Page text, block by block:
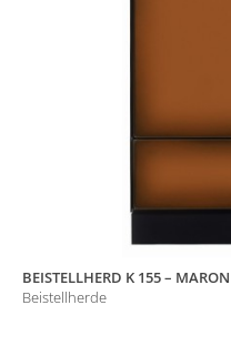
BEISTELLHERD K 155 – MARON
Beistellherde